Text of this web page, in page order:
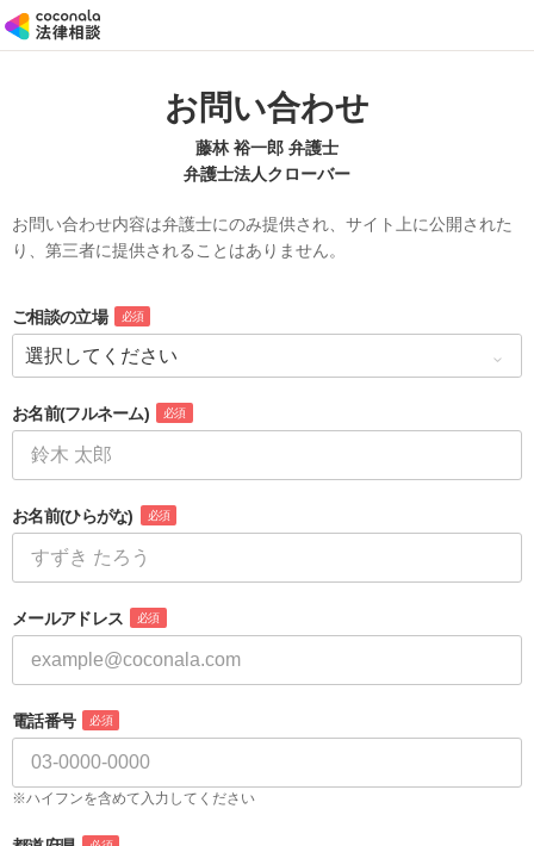
お問い合わせ
藤林 裕一郎 弁護士
弁護士法人クローバー
お問い合わせ内容は弁護士にのみ提供され、サイト上に公開された
り、第三者に提供されることはありません。
ご相談の立場 必須
お名前(フルネーム) 必須
お名前(ひらがな) 必須
メールアドレス 必須
電話番号 必須
※ハイフンを含めて入力してください